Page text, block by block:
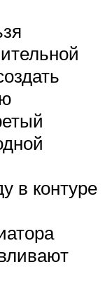
в контуре